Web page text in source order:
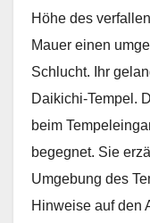
Höhe des
Mauer einen
Schlucht. Ihr
Daikichi-Tempel.
beim
begegnet. Sie
Umgebung des
Hinweise auf den